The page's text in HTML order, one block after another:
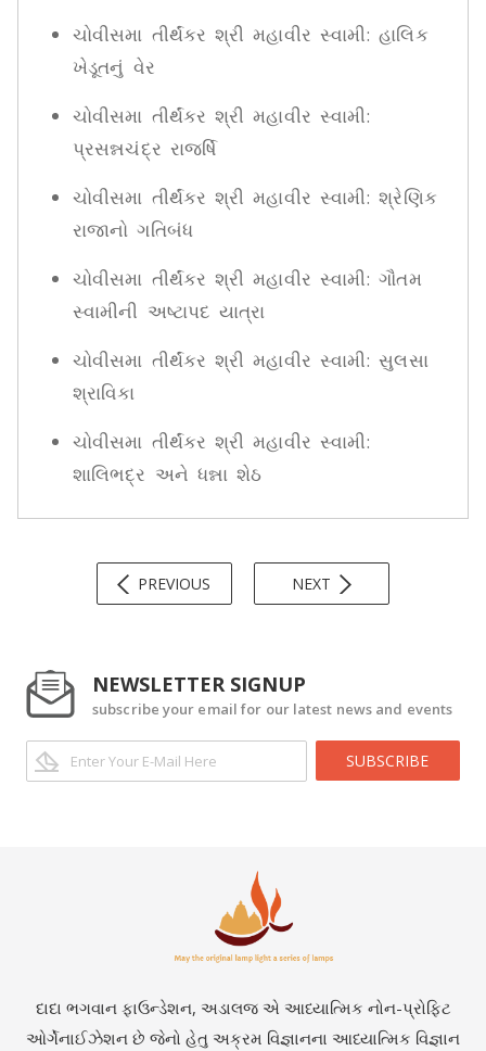
ચોવીસમા તીર્થંકર શ્રી મહાવીર સ્વામી: હાલિક
ખેડૂતનું વેર
ચોવીસમા તીર્થંકર શ્રી મહાવીર સ્વામી:
પ્રસન્નચંદ્ર રાજર્ષિ
ચોવીસમા તીર્થંકર શ્રી મહાવીર સ્વામી: શ્રેણિક
રાજાનો ગતિબંધ
ચોવીસમા તીર્થંકર શ્રી મહાવીર સ્વામી: ગૌતમ
સ્વામીની અષ્ટાપદ યાત્રા
ચોવીસમા તીર્થંકર શ્રી મહાવીર સ્વામી: સુલસા
શ્રાવિકા
ચોવીસમા તીર્થંકર શ્રી મહાવીર સ્વામી:
શાલિભદ્ર અને ધન્ના શેઠ
PREVIOUS NEXT
NEWSLETTER SIGNUP
subscribe your email for our latest news and events
SUBSCRIBE
દાદા ભગવાન ફાઉન્ડેશન, અડાલજ એ આધ્યાત્મિક નોન-પ્રોફિટ
ઓર્ગેનાઈઝેશન છે જેનો હેતુ અક્રમ વિજ્ઞાનના આધ્યાત્મિક વિજ્ઞાન